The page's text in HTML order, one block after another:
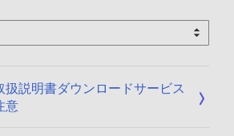
扱説明書ダウンロードサービス
意